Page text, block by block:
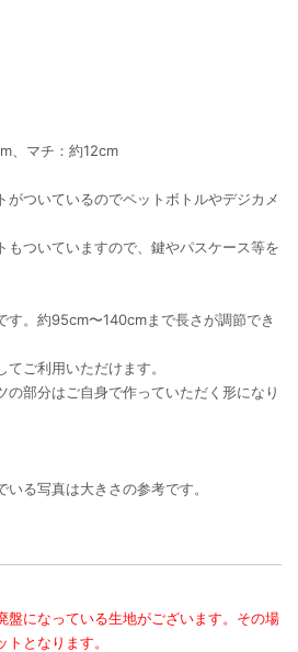
、マチ：約12cm
がついているのでペットボトルやデジカメ
もついていますので、鍵やパスケース等を
す。約95cm〜140cmまで長さが調節でき
ご利用いただけます。
の部分はご自身で作っていただく形になり
る写真は大きさの参考です。
盤になっている生地がございます。その場
となります。